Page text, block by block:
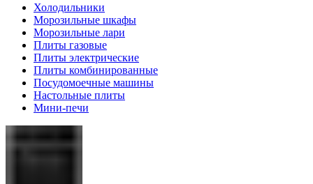
Холодильники
Морозильные шкафы
Морозильные лари
Плиты газовые
Плиты электрические
Плиты комбинированные
Посудомоечные машины
Настольные плиты
Мини-печи